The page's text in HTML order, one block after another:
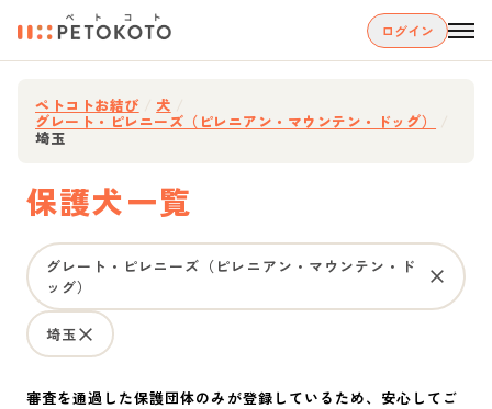
ログイン
ペトコトお結び 犬
グレート・ピレニーズ（ピレニアン・マウンテン・ドッグ）
埼玉
保護犬一覧
グレート・ピレニーズ（ピレニアン・マウンテン・ド
ッグ）
埼玉
審査を通過した保護団体のみが登録しているため、安心してご